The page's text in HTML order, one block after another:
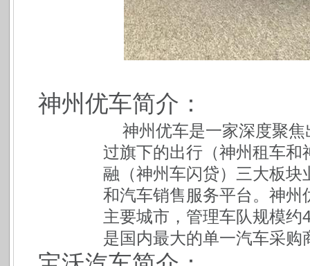
神州优车简介：
神州优车是一家深度聚
过旗下的出行（神州租车
融（神州车闪贷）三大板
和汽车销售服务平台。神
主要城市，管理车队规模
是国内最大的单一汽车采购